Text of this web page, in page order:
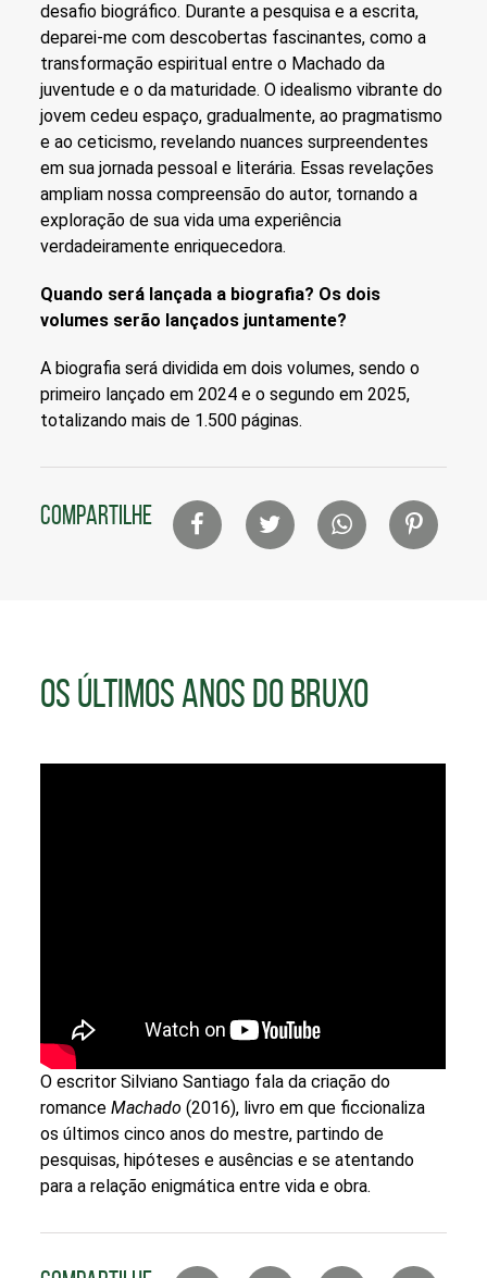
desafio biográfico. Durante a pesquisa e a escrita,
deparei-me com descobertas fascinantes, como a
transformação espiritual entre o Machado da
juventude e o da maturidade. O idealismo vibrante do
jovem cedeu espaço, gradualmente, ao pragmatismo
e ao ceticismo, revelando nuances surpreendentes
em sua jornada pessoal e literária. Essas revelações
ampliam nossa compreensão do autor, tornando a
exploração de sua vida uma experiência
verdadeiramente enriquecedora.
Quando será lançada a biografia? Os dois
volumes serão lançados juntamente?
A biografia será dividida em dois volumes, sendo o
primeiro lançado em 2024 e o segundo em 2025,
totalizando mais de 1.500 páginas.
COMPARTILHELista
OS ÚLTIMOS ANOS DO BRUXO
O escritor Silviano Santiago fala da criação do
romanceMachado (2016), livro em que ficcionaliza
os últimos cinco anos do mestre, partindo de
pesquisas, hipóteses e ausências e se atentando
para a relação enigmática entre vida e obra.